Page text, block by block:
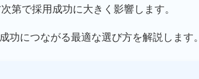
第で採用成功に大きく影響します。
功につながる最適な選び方を解説します。